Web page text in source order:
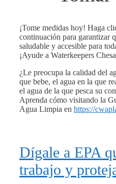
¡Tome medidas hoy! Haga
continuación para garantizar
saludable y accesible para
¡Ayude a Waterkeepers
¿Le preocupa la calidad del
que bebe, el agua en la que
el agua de la que pesca su
Aprenda cómo visitando la
Agua Limpia en https://
Dígale a EPA
trabajo y